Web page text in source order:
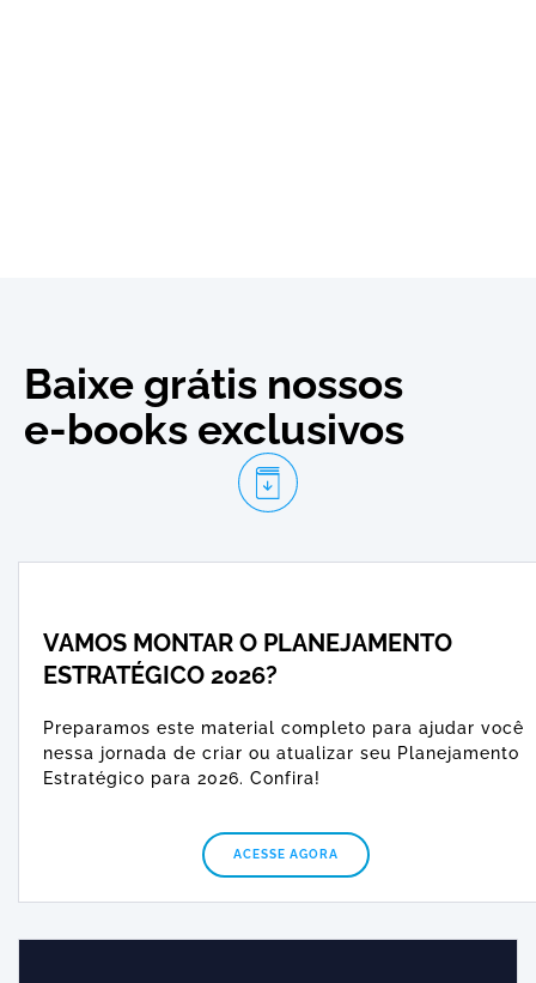
Baixe grátis nossos
e-books exclusivos
VAMOS MONTAR O PLANEJAMENTO
ESTRATÉGICO 2026?
Preparamos este material completo para ajudar você
nessa jornada de criar ou atualizar seu Planejamento
Estratégico para 2026. Confira!
ACESSE AGORA